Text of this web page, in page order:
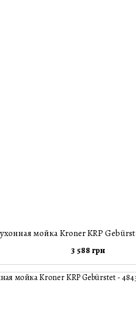
мойка Kroner KRP
3 588 грн